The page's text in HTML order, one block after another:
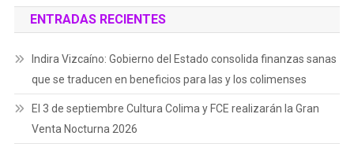
ENTRADAS RECIENTES
Indira Vizcaíno: Gobierno del Estado consolida finanzas sanas
que se traducen en beneficios para las y los colimenses
El 3 de septiembre Cultura Colima y FCE realizarán la Gran
Venta Nocturna 2026